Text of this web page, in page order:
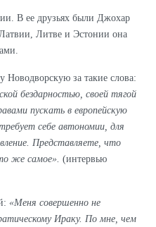
В ее друзьях были Джохар
Литве и Эстонии она
за такие слова:
бездарностью, своей тягой
пускать в европейскую
себе автономии, для
Представляете, что
же самое». (интервью
«Меня совершенно не
Ираку. По мне, чем